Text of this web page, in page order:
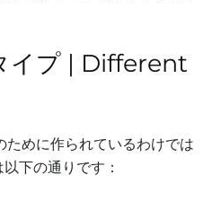
イプ | Different
めに作られているわけでは
下の通りです：